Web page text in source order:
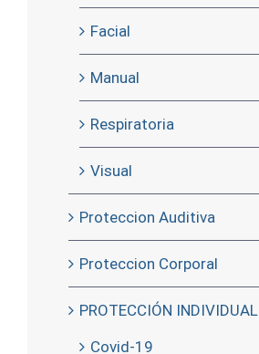
Facial
Manual
Respiratoria
Visual
Proteccion Auditiva
Proteccion Corporal
PROTECCIÓN INDIVIDUAL
Covid-19